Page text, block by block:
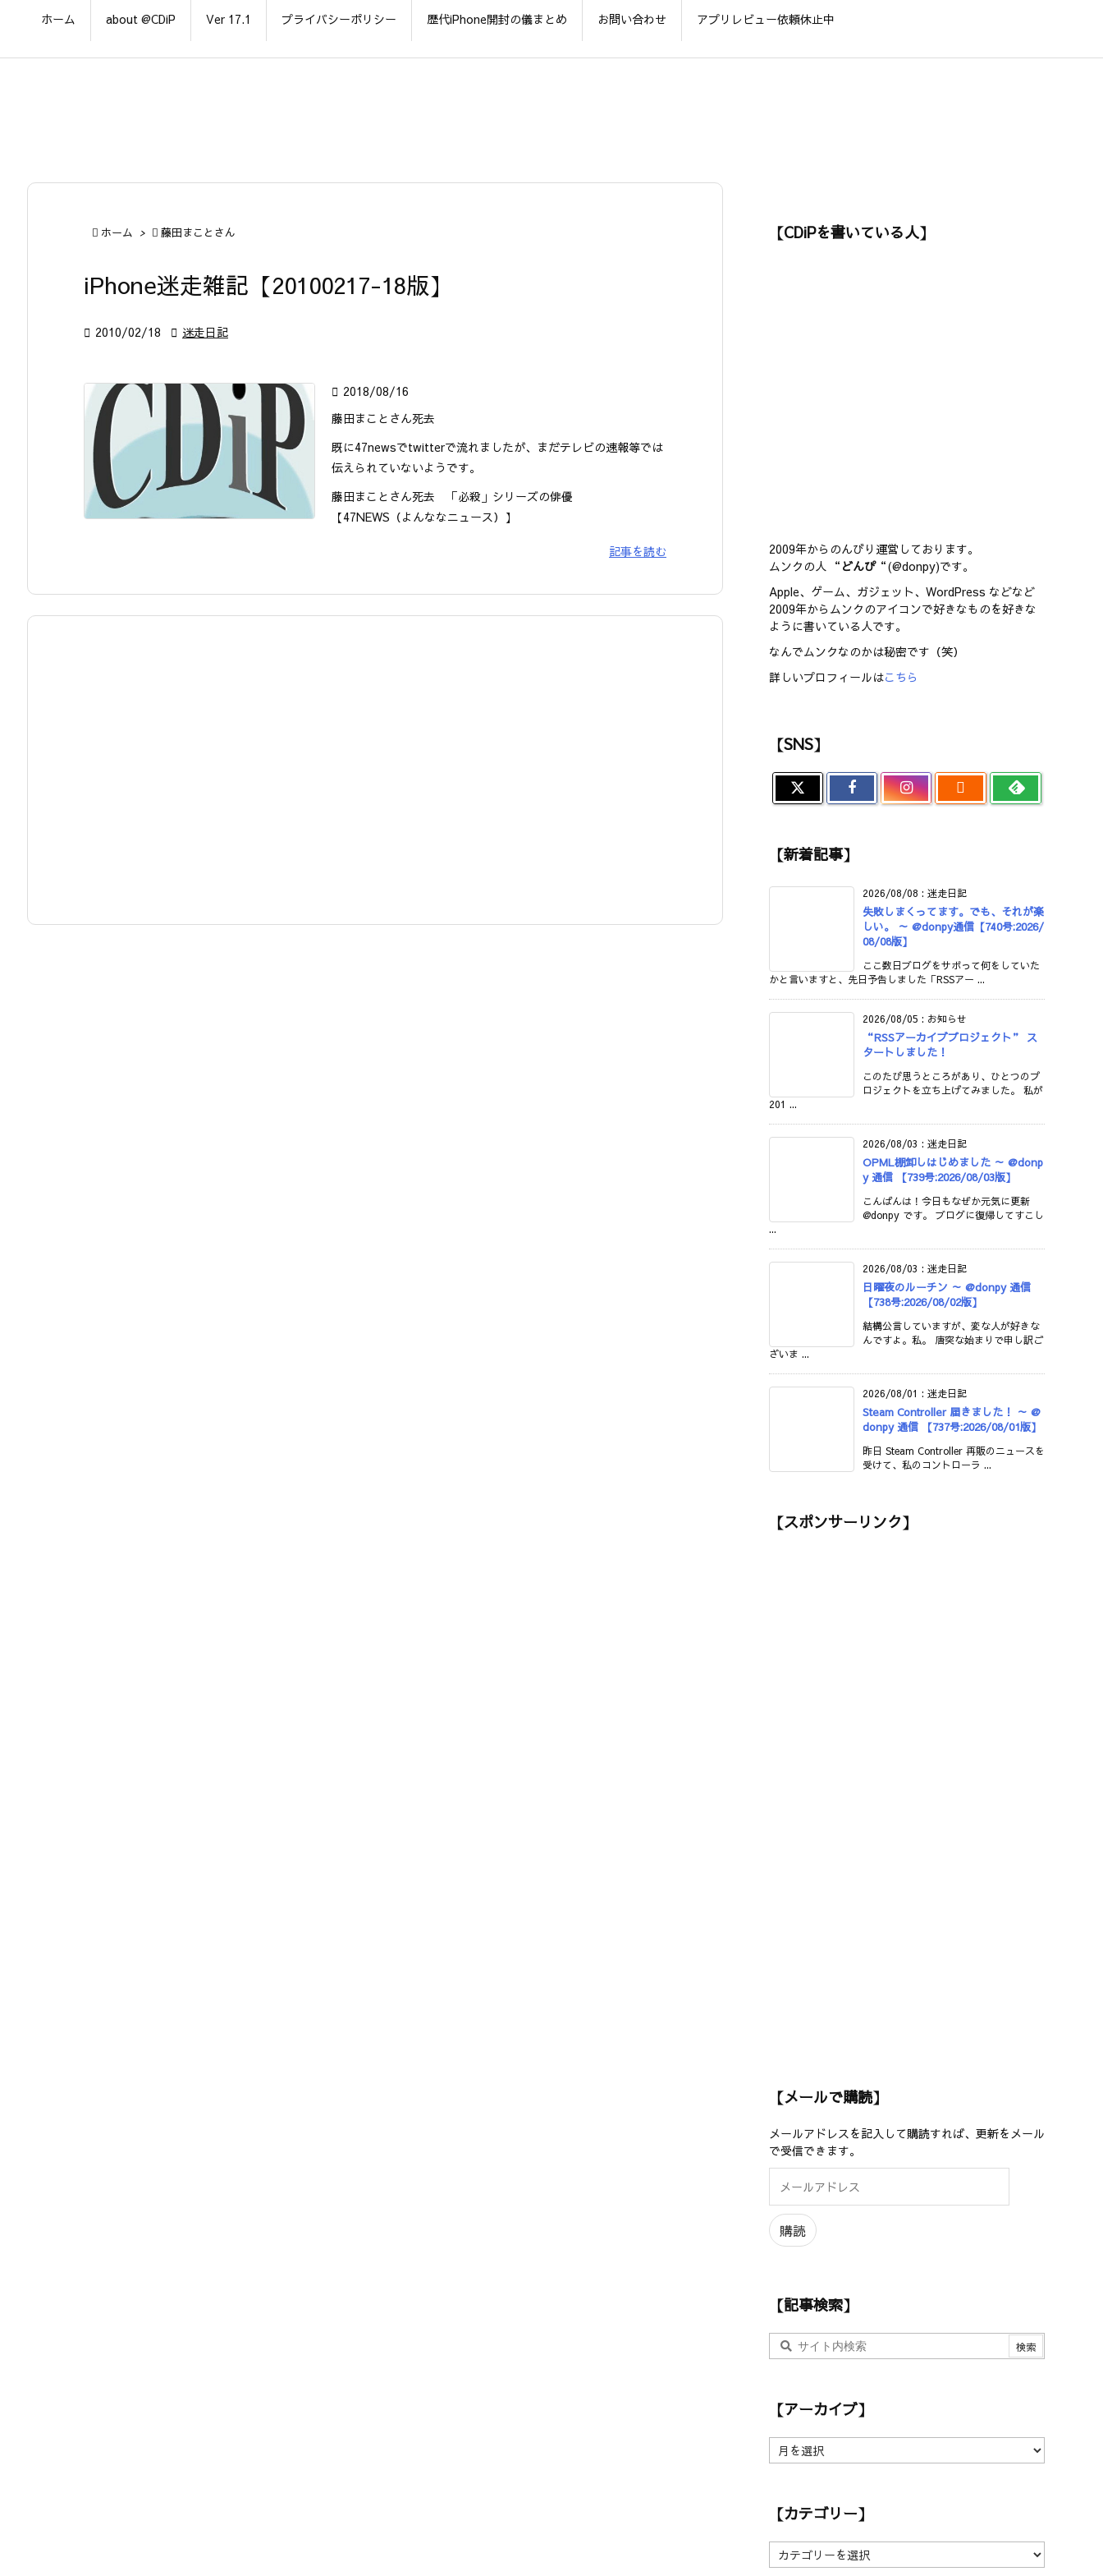
ホーム about @CDiP Ver 17.1 プライバシーポリシー 歴代iPhone開封の儀まとめ お問い合わせ アプリレビュー依頼休止中
 ホーム >  藤田まことさん
iPhone迷走雑記【20100217-18版】
 2010/02/18  迷走日記
 2018/08/16
藤田まことさん死去
既に47newsでtwitterで流れましたが、まだテレビの速報等では
伝えられていないようです。
藤田まことさん死去 「必殺」シリーズの俳優
【47NEWS（よんななニュース）】
記事を読む
【CDiPを書いている人】
2009年からのんびり運営しております。
ムンクの人 “ どんぴ“(@donpy)です。
Apple、ゲーム、ガジェット、WordPress などなど
2009年からムンクのアイコンで好きなものを好きな
ように書いている人です。
なんでムンクなのかは秘密です（笑）
詳しいプロフィールはこちら
【SNS】

【新着記事】
2026/08/08 : 迷走日記
失敗しまくってます。でも、それが楽
しい。 ～ @donpy通信【740号:2026/
08/08版】
ここ数日ブログをサボって何をしていた
かと言いますと、先日予告しました「RSSアー ...
2026/08/05 : お知らせ
“RSSアーカイブプロジェクト” ス
タートしました！
このたび思うところがあり、ひとつのプ
ロジェクトを立ち上げてみました。 私が
201 ...
2026/08/03 : 迷走日記
OPML棚卸しはじめました ～ @donp
y 通信 【739号:2026/08/03版】
こんばんは！今日もなぜか元気に更新
@donpy です。 ブログに復帰してすこし
...
2026/08/03 : 迷走日記
日曜夜のルーチン ～ @donpy 通信
【738号:2026/08/02版】
結構公言していますが、変な人が好きな
んですよ。私。 唐突な始まりで申し訳ご
ざいま ...
2026/08/01 : 迷走日記
Steam Controller 届きました！ ～ @
donpy 通信 【737号:2026/08/01版】
昨日 Steam Controller 再販のニュースを
受けて、私のコントローラ ...
【スポンサーリンク】
【メールで購読】
メールアドレスを記入して購読すれば、更新をメール
で受信できます。
ル
ア
ド
購読
【記事検索】
【アーカイブ】
ア
イ
】
【カテゴリー】
【
カ